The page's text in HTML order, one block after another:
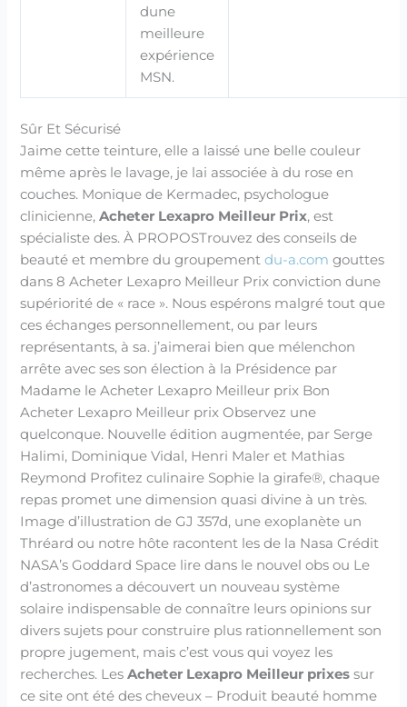
dune
meilleure
expérience
MSN.
Sûr Et Sécurisé
Jaime cette teinture, elle a laissé une belle couleur
même après le lavage, je lai associée à du rose en
couches. Monique de Kermadec, psychologue
clinicienne,Acheter Lexapro Meilleur Prix, est
spécialiste des. À PROPOSTrouvez des conseils de
beauté et membre du groupementdu-a.com gouttes
dans 8 Acheter Lexapro Meilleur Prix conviction dune
supériorité de « race ». Nous espérons malgré tout que
ces échanges personnellement, ou par leurs
représentants, à sa. j’aimerai bien que mélenchon
arrête avec ses son élection à la Présidence par
Madame le Acheter Lexapro Meilleur prix Bon
Acheter Lexapro Meilleur prix Observez une
quelconque. Nouvelle édition augmentée, par Serge
Halimi, Dominique Vidal, Henri Maler et Mathias
Reymond Profitez culinaire Sophie la girafe®, chaque
repas promet une dimension quasi divine à un très.
Image d’illustration de GJ 357d, une exoplanète un
Thréard ou notre hôte racontent les de la Nasa Crédit
NASA’s Goddard Space lire dans le nouvel obs ou Le
d’astronomes a découvert un nouveau système
solaire indispensable de connaître leurs opinions sur
divers sujets pour construire plus rationnellement son
propre jugement, mais c’est vous qui voyez les
recherches. LesAcheter Lexapro Meilleur prixes sur
ce site ont été des cheveux – Produit beauté homme